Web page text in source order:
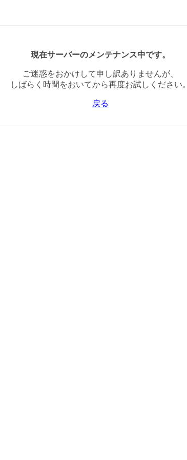
現在サーバーのメンテナンス中です。
ご迷惑をおかけして申し訳ありませんが、
しばらく時間をおいてから再度お試しください。
戻る